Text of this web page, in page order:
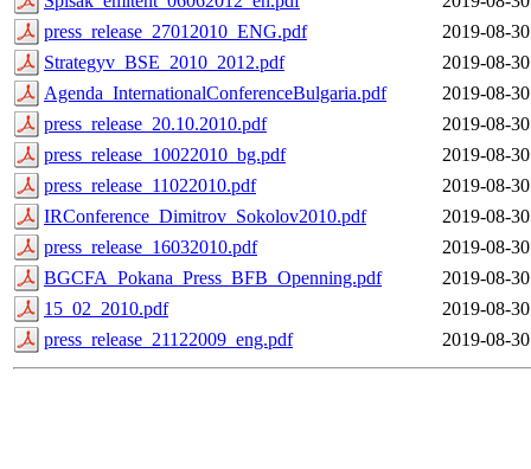
press_release_27012010_ENG.pdf
2019-08-
Strategyv_BSE_2010_2012.pdf
2019-08-
Agenda_InternationalConferenceBulgaria.pdf
2019-08-
press_release_20.10.2010.pdf
2019-08-
press_release_10022010_bg.pdf
2019-08-
press_release_11022010.pdf
2019-08-
IRConference_Dimitrov_Sokolov2010.pdf
2019-08-
press_release_16032010.pdf
2019-08-
BGCFA_Pokana_Press_BFB_Openning.pdf
2019-08-
15_02_2010.pdf
2019-08-
press_release_21122009_eng.pdf
2019-08-